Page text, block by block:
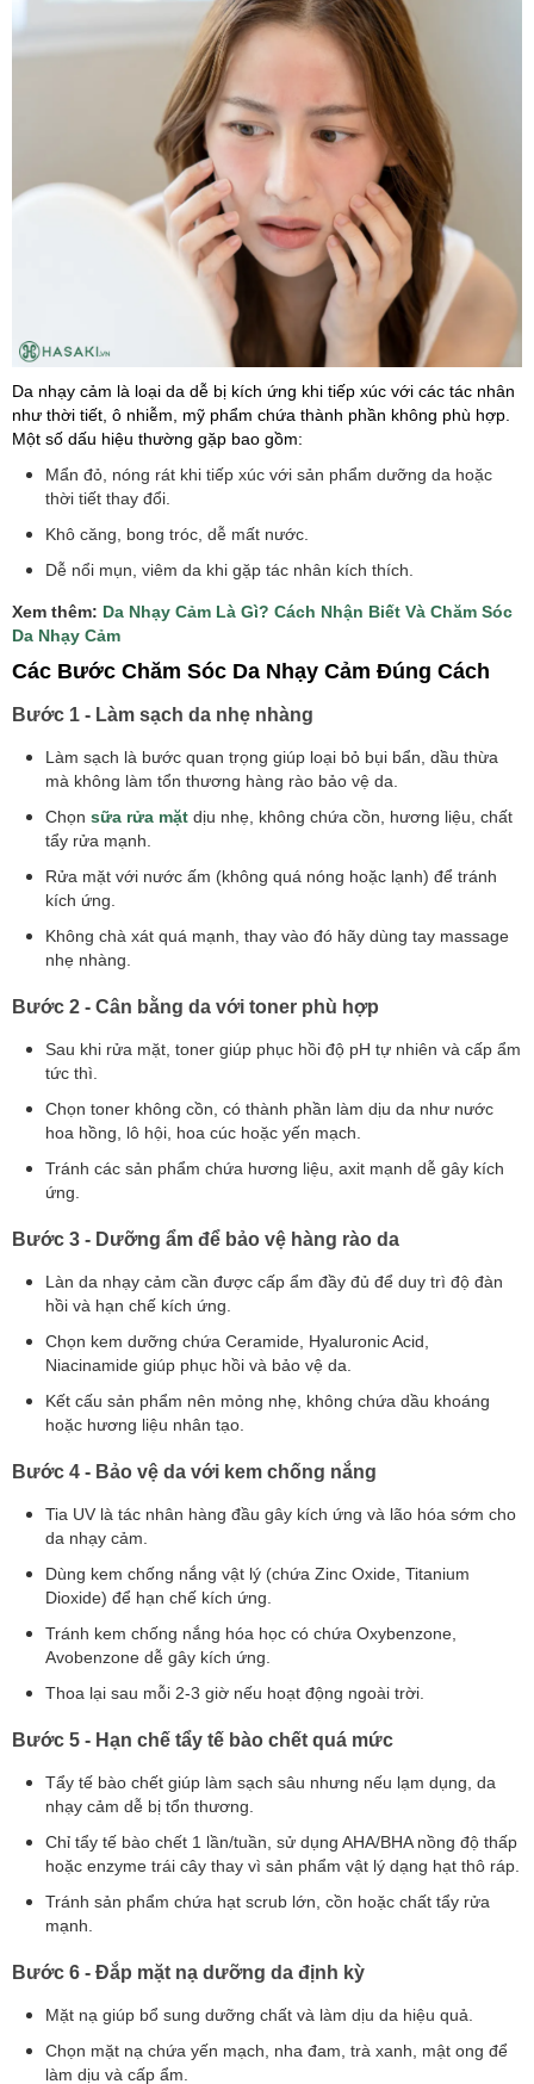
Da nhạy cảm là loại da dễ bị kích ứng khi tiếp xúc với các tác nhân
như thời tiết, ô nhiễm, mỹ phẩm chứa thành phần không phù hợp.
Một số dấu hiệu thường gặp bao gồm:
Mẩn đỏ, nóng rát khi tiếp xúc với sản phẩm dưỡng da hoặc
thời tiết thay đổi.
Khô căng, bong tróc, dễ mất nước.
Dễ nổi mụn, viêm da khi gặp tác nhân kích thích.
​Xem thêm: Da Nhạy Cảm Là Gì? Cách Nhận Biết Và Chăm Sóc
Da Nhạy Cảm
Các Bước Chăm Sóc Da Nhạy Cảm Đúng Cách
Bước 1 - Làm sạch da nhẹ nhàng
Làm sạch là bước quan trọng giúp loại bỏ bụi bẩn, dầu thừa
mà không làm tổn thương hàng rào bảo vệ da.
Chọn sữa rửa mặt dịu nhẹ, không chứa cồn, hương liệu, chất
tẩy rửa mạnh.
Rửa mặt với nước ấm (không quá nóng hoặc lạnh) để tránh
kích ứng.
Không chà xát quá mạnh, thay vào đó hãy dùng tay massage
nhẹ nhàng.
Bước 2 - Cân bằng da với toner phù hợp
Sau khi rửa mặt, toner giúp phục hồi độ pH tự nhiên và cấp ẩm
tức thì.
Chọn toner không cồn, có thành phần làm dịu da như nước
hoa hồng, lô hội, hoa cúc hoặc yến mạch.
Tránh các sản phẩm chứa hương liệu, axit mạnh dễ gây kích
ứng.
Bước 3 - Dưỡng ẩm để bảo vệ hàng rào da
Làn da nhạy cảm cần được cấp ẩm đầy đủ để duy trì độ đàn
hồi và hạn chế kích ứng.
Chọn kem dưỡng chứa Ceramide, Hyaluronic Acid,
Niacinamide giúp phục hồi và bảo vệ da.
Kết cấu sản phẩm nên mỏng nhẹ, không chứa dầu khoáng
hoặc hương liệu nhân tạo.
Bước 4 - Bảo vệ da với kem chống nắng
Tia UV là tác nhân hàng đầu gây kích ứng và lão hóa sớm cho
da nhạy cảm.
Dùng kem chống nắng vật lý (chứa Zinc Oxide, Titanium
Dioxide) để hạn chế kích ứng.
Tránh kem chống nắng hóa học có chứa Oxybenzone,
Avobenzone dễ gây kích ứng.
Thoa lại sau mỗi 2-3 giờ nếu hoạt động ngoài trời.
Bước 5 - Hạn chế tẩy tế bào chết quá mức
Tẩy tế bào chết giúp làm sạch sâu nhưng nếu lạm dụng, da
nhạy cảm dễ bị tổn thương.
Chỉ tẩy tế bào chết 1 lần/tuần, sử dụng AHA/BHA nồng độ thấp
hoặc enzyme trái cây thay vì sản phẩm vật lý dạng hạt thô ráp.
Tránh sản phẩm chứa hạt scrub lớn, cồn hoặc chất tẩy rửa
mạnh.
Bước 6 - Đắp mặt nạ dưỡng da định kỳ
Mặt nạ giúp bổ sung dưỡng chất và làm dịu da hiệu quả.
Chọn mặt nạ chứa yến mạch, nha đam, trà xanh, mật ong để
làm dịu và cấp ẩm.